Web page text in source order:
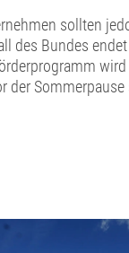
sollten
des Bundes
der Sommerpause